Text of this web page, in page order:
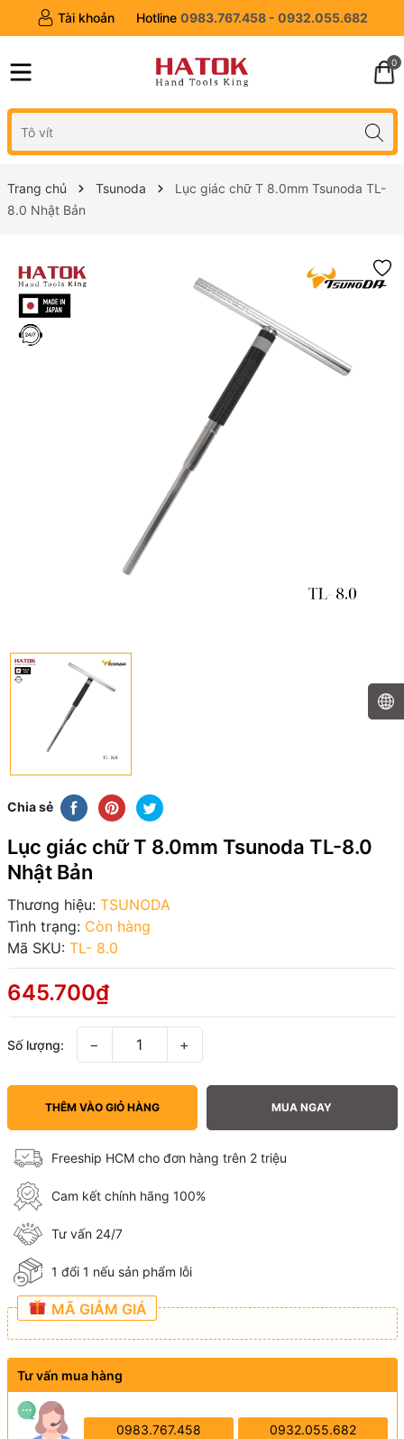
Tài khoản Hotline 0983.767.458 - 0932.055.682
0
Trang chủ Tsunoda
Lục giác chữ T 8.0mm Tsunoda TL-
8.0 Nhật Bản
Chia sẻ
Lục giác chữ T 8.0mm Tsunoda TL-8.0
Nhật Bản
Thương hiệu: TSUNODA
Tình trạng: Còn hàng
Mã SKU: TL- 8.0
645.700₫
Số lượng: − +
THÊM VÀO GIỎ HÀNG MUA NGAY
Freeship HCM cho đơn hàng trên 2 triệu
Cam kết chính hãng 100%
Tư vấn 24/7
1 đổi 1 nếu sản phẩm lỗi
MÃ GIẢM GIÁ
Tư vấn mua hàng
0983.767.458 0932.055.682